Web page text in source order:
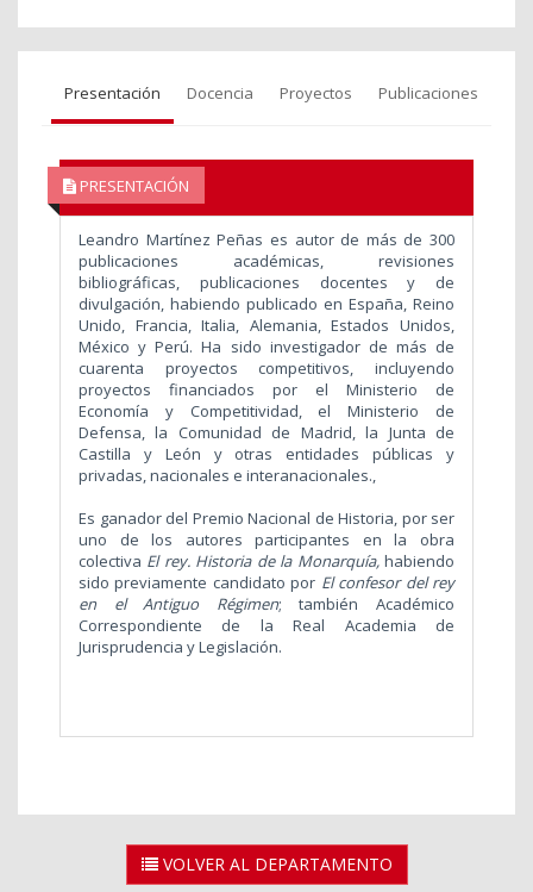
Presentación Docencia Proyectos Publicaciones
PRESENTACIÓN
Leandro Martínez Peñas es autor de más de 300
publicaciones académicas, revisiones
bibliográficas, publicaciones docentes y de
divulgación, habiendo publicado en España, Reino
Unido, Francia, Italia, Alemania, Estados Unidos,
México y Perú. Ha sido investigador de más de
cuarenta proyectos competitivos, incluyendo
proyectos financiados por el Ministerio de
Economía y Competitividad, el Ministerio de
Defensa, la Comunidad de Madrid, la Junta de
Castilla y León y otras entidades públicas y
privadas, nacionales e interanacionales.,
Es ganador del Premio Nacional de Historia, por ser
uno de los autores participantes en la obra
colectiva El rey. Historia de la Monarquía,habiendo
sido previamente candidato por El confesor del rey
en el Antiguo Régimen; también Académico
Correspondiente de la Real Academia de
Jurisprudencia y Legislación.
VOLVER AL DEPARTAMENTO